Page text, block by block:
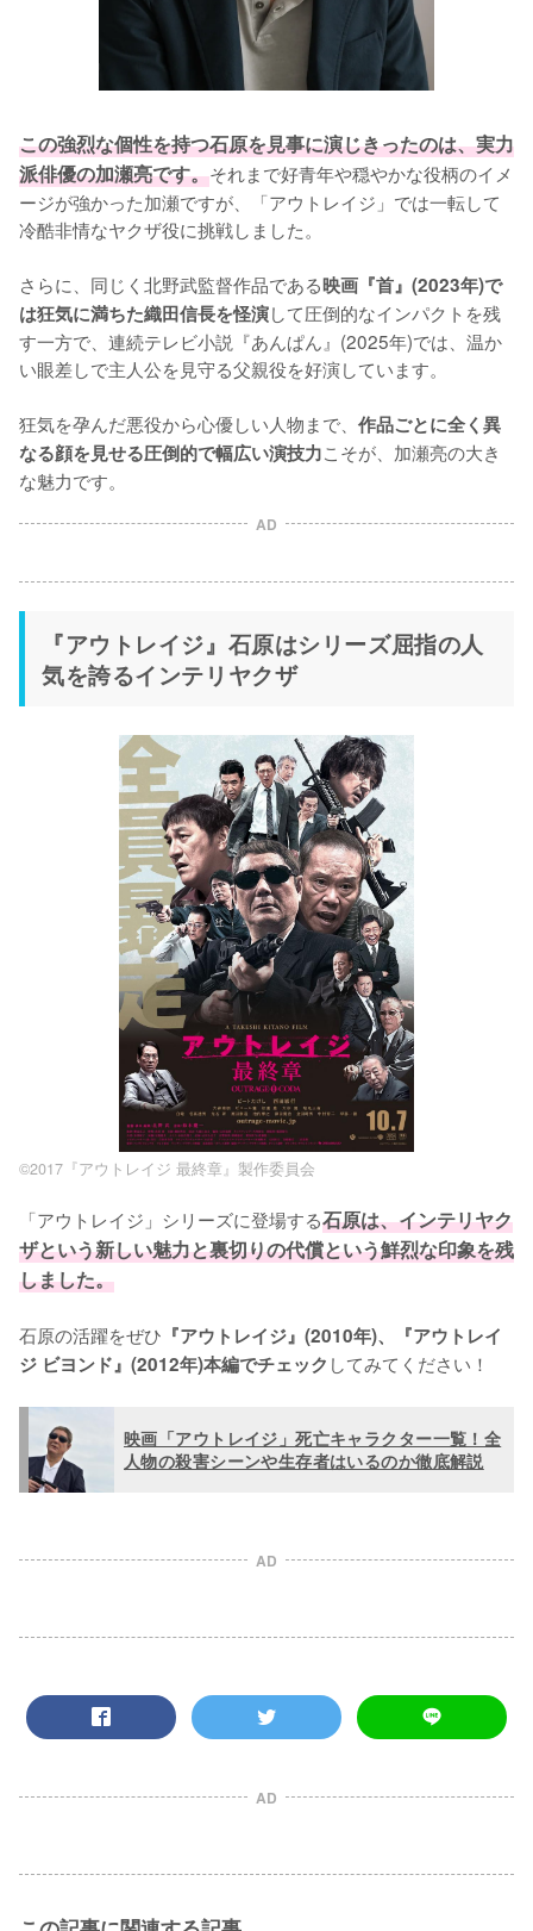
この強烈な個性を持つ石原を見事に演じきったのは、実力
派俳優の加瀬亮です。それまで好青年や穏やかな役柄のイメ
ージが強かった加瀬ですが、「アウトレイジ」では一転して
冷酷非情なヤクザ役に挑戦しました。
さらに、同じく北野武監督作品である映画『首』(2023年)で
は狂気に満ちた織田信長を怪演して圧倒的なインパクトを残
す一方で、連続テレビ小説『あんぱん』(2025年)では、温か
い眼差しで主人公を見守る父親役を好演しています。
狂気を孕んだ悪役から心優しい人物まで、 作品ごとに全く異
なる顔を見せる圧倒的で幅広い演技力こそが、加瀬亮の大き
な魅力です。
AD
『アウトレイジ』石原はシリーズ屈指の人
気を誇るインテリヤクザ
©2017『アウトレイジ 最終章』製作委員会
「アウトレイジ」シリーズに登場する石原は、インテリヤク
ザという新しい魅力と裏切りの代償という鮮烈な印象を残
しました。
石原の活躍をぜひ 『アウトレイジ』(2010年)、『アウトレイ
ジ ビヨンド』(2012年)本編でチェック してみてください！
映画「アウトレイジ」死亡キャラクター一覧！全
人物の殺害シーンや生存者はいるのか徹底解説
AD
AD